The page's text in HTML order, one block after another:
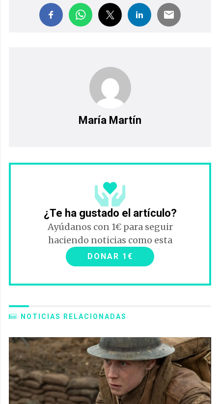
María Martín
¿Te ha gustado el artículo?
Ayúdanos con 1€ para seguir
haciendo noticias como esta
DONAR 1€
NOTICIAS RELACIONADAS